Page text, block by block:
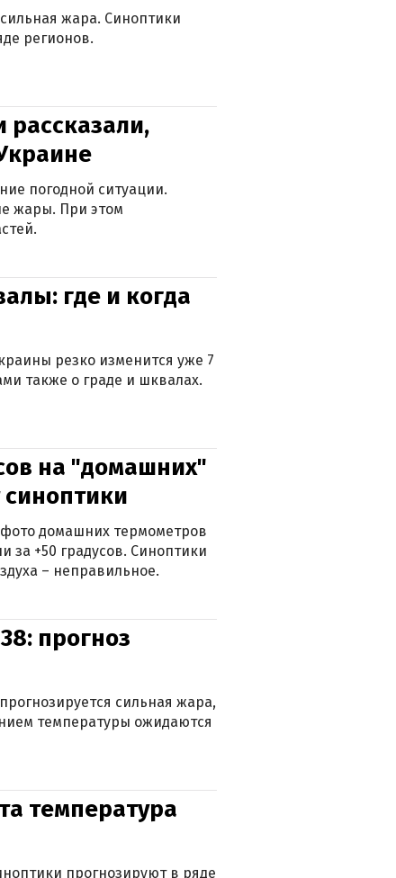
жара. Синоптики
регионов.
рассказали,
погодной ситуации.
жары. При этом
где и когда
резко изменится уже 7
также о граде и шквалах.
на "домашних"
синоптики
фото домашних термометров
за +50 градусов. Синоптики
– неправильное.
прогноз
сильная жара,
температуры ожидаются
температура
прогнозируют в ряде